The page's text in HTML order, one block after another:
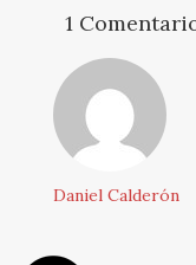
1
Daniel Calderón